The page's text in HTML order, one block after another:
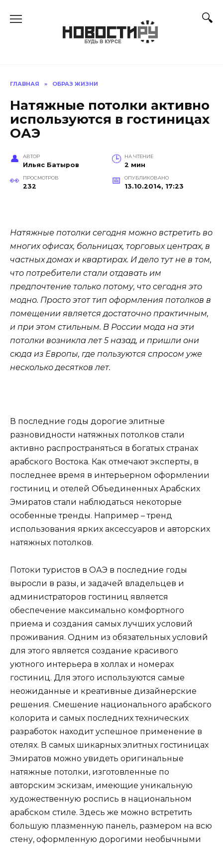
ГЛАВНАЯ » ОБРАЗ ЖИЗНИ
Натяжные потолки активно
используются в гостиницах
ОАЭ
АВТОР
Ильяс Батыров
НА ЧТЕНИЕ
2 мин
ПРОСМОТРОВ
232
ОПУБЛИКОВАНО
13.10.2014, 17:23
Натяжные потолки сегодня можно встретить во
многих офисах, больницах, торговых центрах, в
частных домах и квартирах. И дело тут не в том,
что потребители стали отдавать им
предпочтение только потому, что сегодня это
модно. Просто этот тип оформления потолков в
помещении является достаточно практичным,
и при этом стильным. В России мода на эти
потолки возникла лет 5 назад, и пришли они
сюда из Европы, где пользуются спросом уже
несколько десятков лет.
В последние годы дорогие элитные
разновидности натяжных потолков стали
активно распространяться в богатых странах
арабского Востока. Как отмечают эксперты, в
последнее время в интерьерном оформлении
гостиниц и отелей Объединенных Арабских
Эмиратов стали наблюдаться некоторые
особенные тренды. Например – тренд
использования ярких аксессуаров и авторских
натяжных потолков.
Потоки туристов в ОАЭ в последние годы
выросли в разы, и задачей владельцев и
администраторов гостиниц является
обеспечение максимально комфортного
приема и создания самых лучших условий
проживания. Одним из обязательных условий
для этого является создание красивого
уютного интерьера в холлах и номерах
гостиниц. Для этого используются самые
неожиданные и креативные дизайнерские
решения. Смешение национального арабского
колорита и самых последних технических
разработок находит успешное применение в
отелях. В самых шикарных элитных гостиницах
Эмиратов можно увидеть оригинальные
натяжные потолки, изготовленные по
авторским эскизам, имеющие уникальную
художественную роспись в национальном
арабском стиле. Здесь же можно встретить
большую плазменную панель, размером на всю
стену, оформленную дорогими необычными